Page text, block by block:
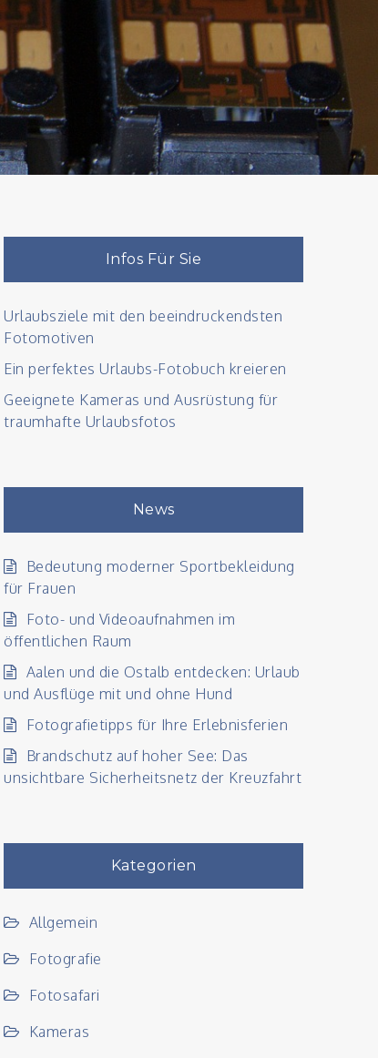
Infos Für Sie
Urlaubsziele mit den beeindruckendsten
Fotomotiven
Ein perfektes Urlaubs-Fotobuch kreieren
Geeignete Kameras und Ausrüstung für
traumhafte Urlaubsfotos
News
Bedeutung moderner Sportbekleidung
für Frauen
Foto- und Videoaufnahmen im
öffentlichen Raum
Aalen und die Ostalb entdecken: Urlaub
und Ausflüge mit und ohne Hund
Fotografietipps für Ihre Erlebnisferien
Brandschutz auf hoher See: Das
unsichtbare Sicherheitsnetz der Kreuzfahrt
Kategorien
Allgemein
Fotografie
Fotosafari
Kameras